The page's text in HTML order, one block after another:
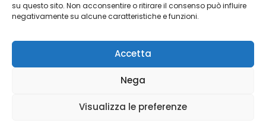
su questo sito. Non acconsentire o ritirare il consenso può influire
negativamente su alcune caratteristiche e funzioni.
Accetta
Nega
Visualizza le preferenze
Progetti
Titoli sociali
Misure regionali